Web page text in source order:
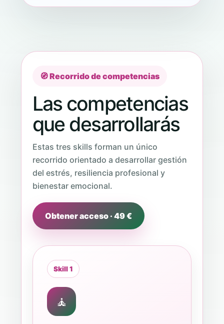
🧭 Recorrido de competencias
Las competencias
que desarrollarás
Estas tres skills forman un único
recorrido orientado a desarrollar gestión
del estrés, resiliencia profesional y
bienestar emocional.
Obtener acceso · 49 €
Skill 1
🧘